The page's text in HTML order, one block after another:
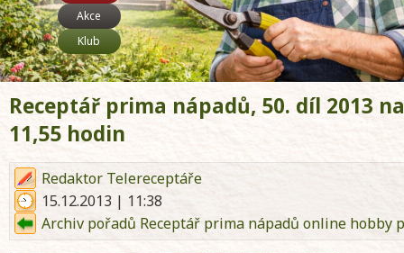
Receptář prima nápadů, 50. díl 2013
11,55 hodin
Redaktor Telereceptáře
15.12.2013 | 11:38
Archiv pořadů Receptář prima nápadů online hobby
Akce
Klub